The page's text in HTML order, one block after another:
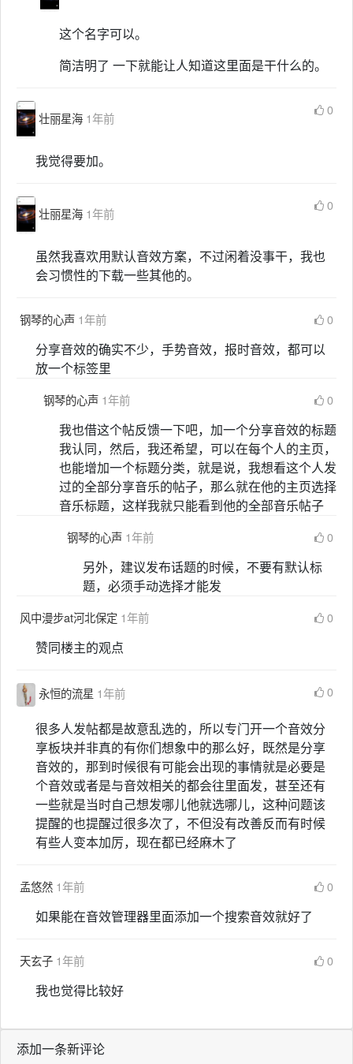
这个名字可以。
简洁明了 一下就能让人知道这里面是干什么的。
壮丽星海 1年前
0
我觉得要加。
壮丽星海 1年前
0
虽然我喜欢用默认音效方案，不过闲着没事干，我也
会习惯性的下载一些其他的。
钢琴的心声 1年前 0
分享音效的确实不少，手势音效，报时音效，都可以
放一个标签里
钢琴的心声 1年前 0
我也借这个帖反馈一下吧，加一个分享音效的标题
我认同，然后，我还希望，可以在每个人的主页，
也能增加一个标题分类，就是说，我想看这个人发
过的全部分享音乐的帖子，那么就在他的主页选择
音乐标题，这样我就只能看到他的全部音乐帖子
钢琴的心声 1年前 0
另外，建议发布话题的时候，不要有默认标
题，必须手动选择才能发
风中漫步at河北保定 1年前 0
赞同楼主的观点
永恒的流星 1年前 0
很多人发帖都是故意乱选的，所以专门开一个音效分
享板块并非真的有你们想象中的那么好，既然是分享
音效的，那到时候很有可能会出现的事情就是必要是
个音效或者是与音效相关的都会往里面发，甚至还有
一些就是当时自己想发哪儿他就选哪儿，这种问题该
提醒的也提醒过很多次了，不但没有改善反而有时候
有些人变本加厉，现在都已经麻木了
孟悠然 1年前 0
如果能在音效管理器里面添加一个搜索音效就好了
天玄子 1年前 0
我也觉得比较好
添加一条新评论